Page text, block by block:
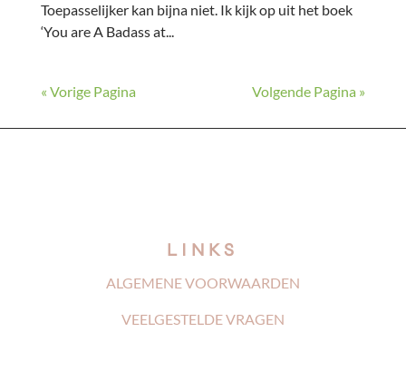
Toepasselijker kan bijna niet. Ik kijk op uit het boek
‘You are A Badass at...
« Vorige Pagina Volgende Pagina »
LINKS
ALGEMENE VOORWAARDEN
VEELGESTELDE VRAGEN